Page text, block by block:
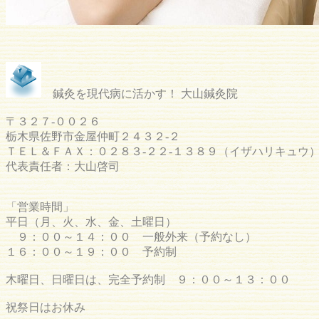
鍼灸を現代病に活かす！ 大山鍼灸院
〒３２７-００２６
栃木県佐野市金屋仲町２４３２-２
ＴＥＬ＆ＦＡＸ：０２８３-２２-１３８９（イザハリキュウ
代表責任者：大山啓司
「営業時間」
平日（月、火、水、金、土曜日）
９：００～１４：００ 一般外来（予約なし）
１６：００～１９：００ 予約制
木曜日、日曜日は、完全予約制 ９：００～１３：００
祝祭日はお休み